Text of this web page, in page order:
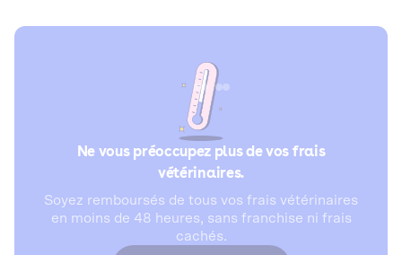
Ne vous préoccupez plus de vos frais
vétérinaires.
Soyez remboursés de tous vos frais vétérinaires
en moins de 48 heures, sans franchise ni frais
cachés.